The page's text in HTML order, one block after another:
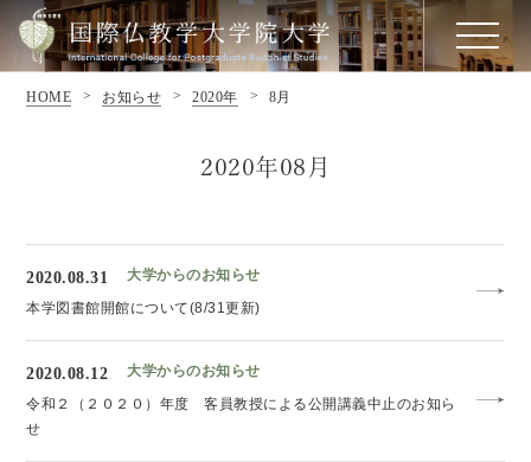
HOME お知らせ 2020年 8月
2020年08月
2020.08.31
大学からのお知らせ
本学図書館開館について(8/31更新)
2020.08.12
大学からのお知らせ
令和２（２０２０）年度 客員教授による公開講義中止のお知ら
せ